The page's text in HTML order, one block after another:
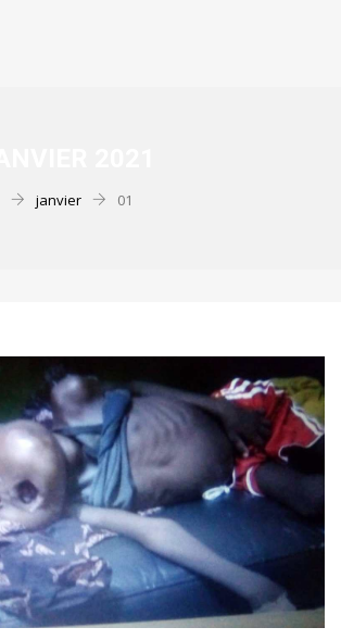
janvier 01